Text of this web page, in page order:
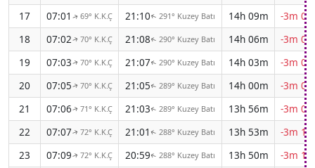
17
07:01 ↑69° K.K.Ç 21:10↑ 291° Kuzey Batı 14h 09m
-3m
18
07:02↑70° K.K.Ç 21:08↑ 290° Kuzey Batı 14h 06m
-3m
19
07:03↑70° K.K.Ç 21:07↑ 290° Kuzey Batı 14h 03m
-3m
20
07:05↑70° K.K.Ç 21:05↑ 289° Kuzey Batı 14h 00m
-3m
21
07:06↑71° K.K.Ç 21:03↑ 289° Kuzey Batı 13h 56m
-3m
22
07:07↑72° K.K.Ç 21:01 ↑ 288° Kuzey Batı 13h 53m
-3m
23
07:09↑72° K.K.Ç 20:59↑ 288° Kuzey Batı 13h 50m
-3m